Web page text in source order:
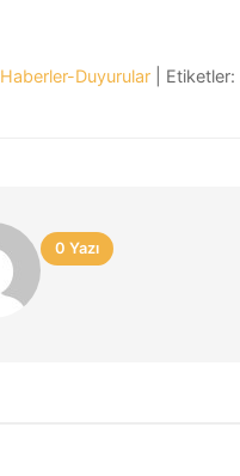
Haberler-Duyurular | Etiketler:
0 Yazı